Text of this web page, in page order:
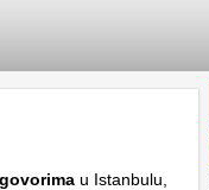
u Istanbulu,